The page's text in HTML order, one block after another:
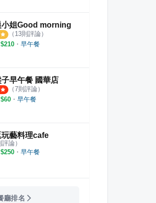
小姐Good morning
（ 13則評論）
210 ・ 早午餐
早午餐 國華店
（7則評論）
60 ・ 早午餐
玩藝料理cafe
評論）
250 ・ 早午餐
廳排名